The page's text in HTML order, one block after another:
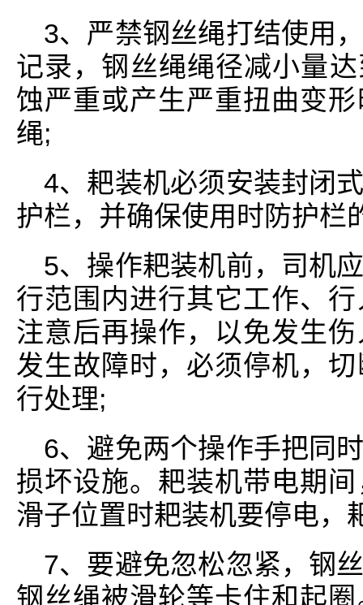
3、严禁钢丝绳打结使用
记录，钢丝绳绳径减小量
蚀严重或产生严重扭曲变
绳;
4、耙装机必须安装封闭
护栏，并确保使用时防护栏
5、操作耙装机前，司机
行范围内进行其它工作、
注意后再操作，以免发生
发生故障时，必须停机，
行处理;
6、避免两个操作手把同
损坏设施。耙装机带电期
滑子位置时耙装机要停电，
7、要避免忽松忽紧，钢
钢丝绳被滑轮等卡住和起